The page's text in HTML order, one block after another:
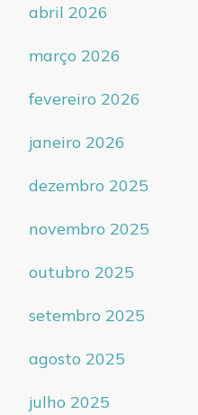
abril 2026
março 2026
fevereiro 2026
janeiro 2026
dezembro 2025
novembro 2025
outubro 2025
setembro 2025
agosto 2025
julho 2025